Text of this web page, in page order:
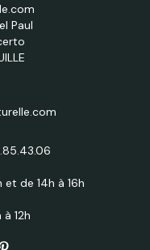
Paul
et de 14h à 16h
12h